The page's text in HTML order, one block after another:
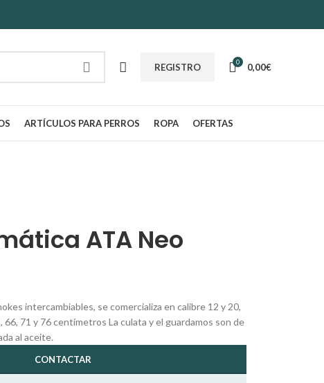
REGISTRO 0 0,00€
ARTÍCULOS PARA PERROS ROPA OFERTAS
ATA Neo
intercambiables, se comercializa en calibre 12 y 20,
71 y 76 centímetros La culata y el guardamos son de
al aceite.
CONTACTAR